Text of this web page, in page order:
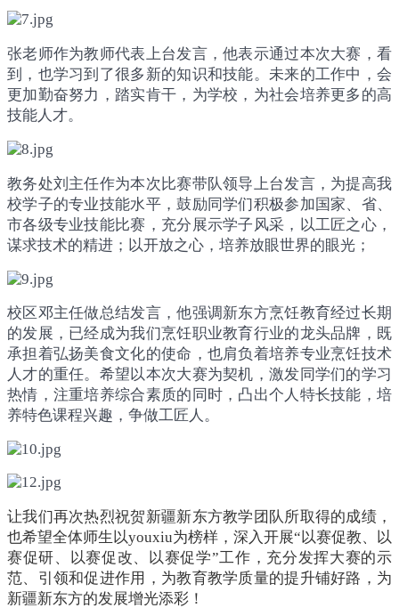
张老师作为教师代表上台发言，他表示通过本次大赛，看
到，也学习到了很多新的知识和技能。未来的工作中，会
更加勤奋努力，踏实肯干，为学校，为社会培养更多的高
技能人才。
教务处刘主任作为本次比赛带队领导上台发言，为提高我
校学子的专业技能水平，鼓励同学们积极参加国家、省、
市各级专业技能比赛，充分展示学子风采，以工匠之心，
谋求技术的精进；以开放之心，培养放眼世界的眼光；
校区邓主任做总结发言，他强调新东方烹饪教育经过长期
的发展，已经成为我们烹饪职业教育行业的龙头品牌，既
承担着弘扬美食文化的使命，也肩负着培养专业烹饪技术
人才的重任。希望以本次大赛为契机，激发同学们的学习
热情，注重培养综合素质的同时，凸出个人特长技能，培
养特色课程兴趣，争做工匠人。
让我们再次热烈祝贺新疆新东方教学团队所取得的成绩，
也希望全体师生以youxiu为榜样，深入开展“以赛促教、以
赛促研、以赛促改、以赛促学”工作，充分发挥大赛的示
范、引领和促进作用，为教育教学质量的提升铺好路，为
新疆新东方的发展增光添彩！